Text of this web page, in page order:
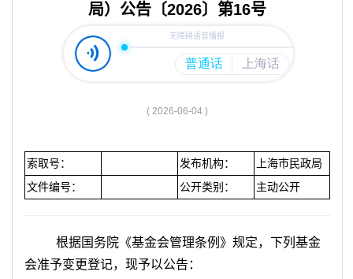
局）公告〔2026〕第16号
( 2026-06-04 )
索取号： 发布机构：
上海市民政局
文件编号：
公开类别： 主动公开
根据国务院《基金会管理条例》规定，下列基金
会准予变更登记，现予以公告：